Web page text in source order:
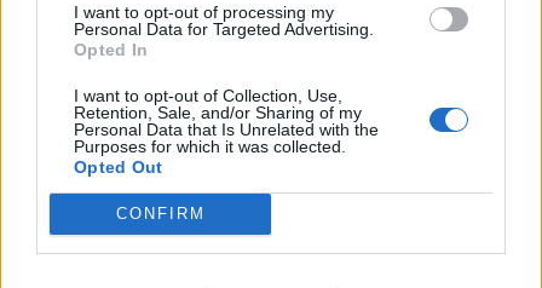
I want to opt-out of processing my
Personal Data for Targeted Advertising.
Opted In
I want to opt-out of Collection, Use,
Retention, Sale, and/or Sharing of my
Personal Data that Is Unrelated with the
Purposes for which it was collected.
Opted Out
CONFIRM